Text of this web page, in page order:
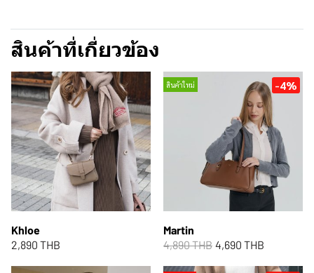
สินค้าที่เกี่ยวข้อง
Khloe
2,890 THB
สินค้าใหม่ -4%
Martin
4,890 THB 4,690 THB